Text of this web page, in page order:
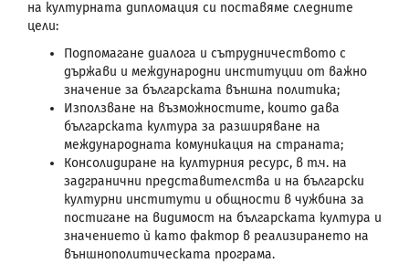
на културната дипломация си поставяме следните
цели:
Подпомагане диалога и сътрудничеството с
държави и международни институции от важно
значение за българската външна политика;
Използване на възможностите, които дава
българската култура за разширяване на
международната комуникация на страната;
Консолидиране на културния ресурс, в т.ч. на
задгранични представителства и на български
културни институти и общности в чужбина за
постигане на видимост на българската култура и
значението ѝ като фактор в реализирането на
външнополитическата програма.